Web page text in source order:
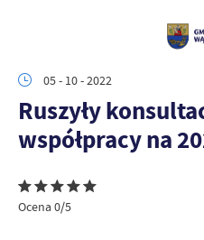
05 - 10 - 2022
Ruszyły
współpracy na
Ocena 0/5